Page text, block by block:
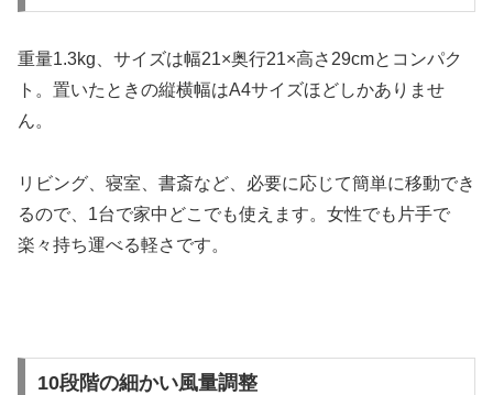
重量1.3kg、サイズは幅21×奥行21×高さ29cmとコンパク
ト。置いたときの縦横幅はA4サイズほどしかありませ
ん。
リビング、寝室、書斎など、必要に応じて簡単に移動でき
るので、1台で家中どこでも使えます。女性でも片手で
楽々持ち運べる軽さです。
10段階の細かい風量調整